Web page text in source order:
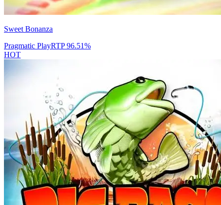
Sweet Bonanza
Pragmatic PlayRTP96.51%
HOT